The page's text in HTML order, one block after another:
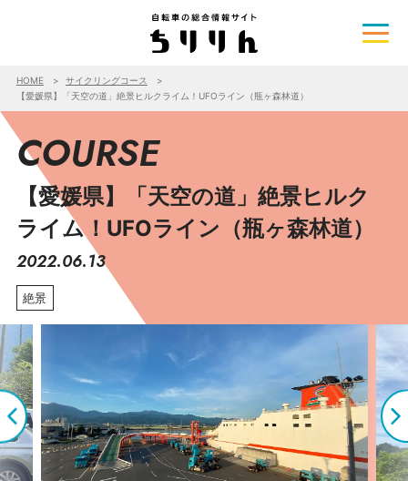
HOME
サイクリングコース
【愛媛県】「天空の道」絶景ヒルクライム！UFOライン（瓶ヶ森林道）
COURSE
【愛媛県】「天空の道」絶景ヒルク
ライム！UFOライン（瓶ヶ森林道）
2022.06.13
絶景